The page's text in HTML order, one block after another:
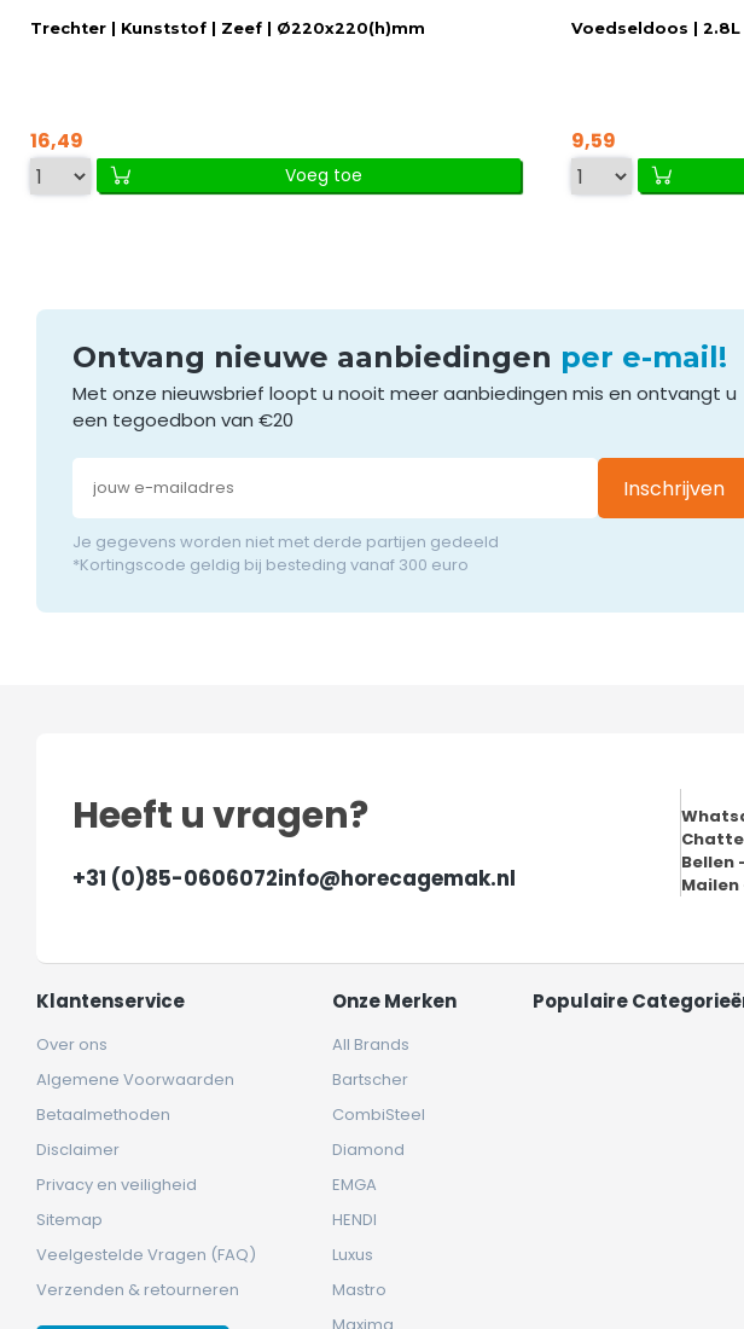
Trechter | Kunststof | Zeef | Ø220x220(h)mm
16,49
Voeg toe
Voedseldoos | 2.8L
9,59
Ontvang nieuwe aanbiedingen per e-mail!
Met onze nieuwsbrief loopt u nooit meer aanbiedingen mis en ontvangt u
een tegoedbon van €20
Inschrijven
Je gegevens worden niet met derde partijen gedeeld
*Kortingscode geldig bij besteding vanaf 300 euro
Heeft u vragen?
+31 (0)85-0606072info@horecagemak.nl
Bellen
Klantenservice
Over ons
Algemene Voorwaarden
Betaalmethoden
Disclaimer
Privacy en veiligheid
Sitemap
Veelgestelde Vragen (FAQ)
Verzenden & retourneren
Onze Merken
All Brands
Bartscher
CombiSteel
Diamond
EMGA
HENDI
Luxus
Mastro
Populaire